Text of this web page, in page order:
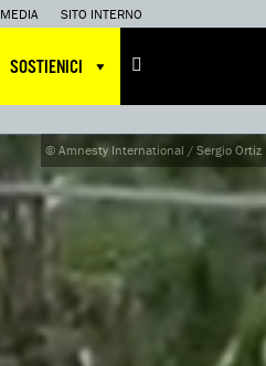
MEDIA SITO INTERNO
SOSTIENICI
© Amnesty International / Sergio Ortiz